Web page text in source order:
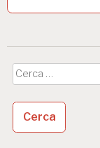
Ricerca
per: